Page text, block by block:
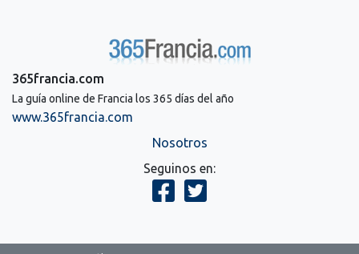
365francia.com
La guía online de Francia los 365 días del año
www.365francia.com
Nosotros
Seguinos en: